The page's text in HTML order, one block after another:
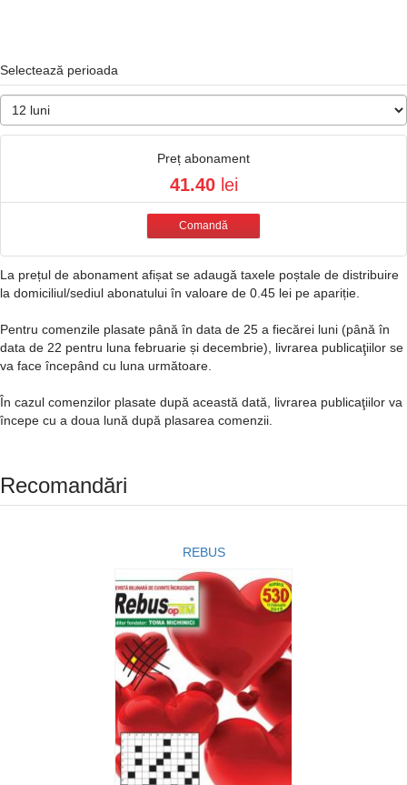
Selectează perioada
Preț abonament
41.40lei
Comandă
La prețul de abonament afișat se adaugă taxele poștale de distribuire
la domiciliul/sediul abonatului în valoare de 0.45 lei pe apariție.
Pentru comenzile plasate până în data de 25 a fiecărei luni (până în
data de 22 pentru luna februarie și decembrie), livrarea publicaţiilor se
va face începând cu luna următoare.
În cazul comenzilor plasate după această dată, livrarea publicaţiilor va
începe cu a doua lună după plasarea comenzii.
Recomandări
REBUS